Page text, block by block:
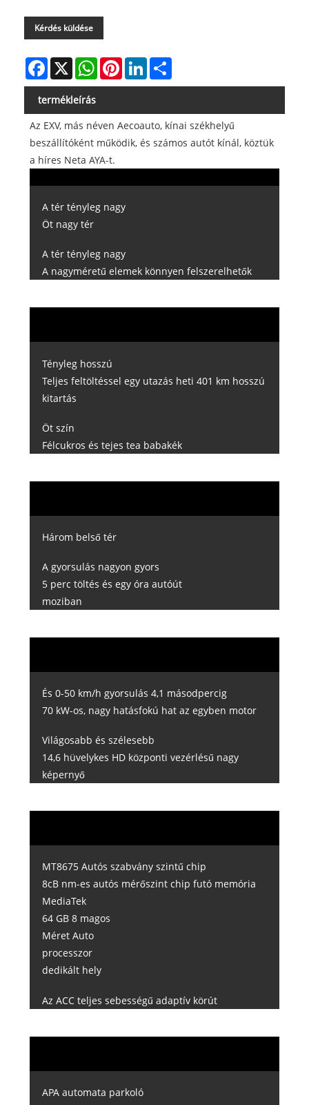
Kérdés küldése
Facebook
X WhatsAppPinterestLinkedIn
termékleírás
Az EXV, más néven Aecoauto, kínai székhelyű
beszállítóként működik, és számos autót kínál, köztük
a híres Neta AYA-t.
A tér tényleg nagy
Öt nagy tér
A tér tényleg nagy
A nagyméretű elemek könnyen felszerelhetők
Tényleg hosszú
Teljes feltöltéssel egy utazás heti 401 km hosszú
kitartás
Öt szín
Félcukros és tejes tea babakék
Három belső tér
A gyorsulás nagyon gyors
5 perc töltés és egy óra autóút
moziban
És 0-50 km/h gyorsulás 4,1 másodpercig
70 kW-os, nagy hatásfokú hat az egyben motor
Világosabb és szélesebb
14,6 hüvelykes HD központi vezérlésű nagy
képernyő
MT8675 Autós szabvány szintű chip
8cB nm-es autós mérőszint chip futó memória
MediaTek
64 GB 8 magos
Méret Auto
processzor
dedikált hely
Az ACC teljes sebességű adaptív körút
APA automata parkoló